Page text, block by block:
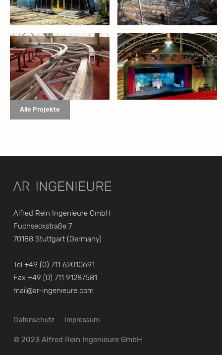
Alle Projekte
Alfred Rein Ingenieure GmbH
Fuchseckstraße 7
70188 Stuttgart (Germany)
Tel +49 (0) 711 62010691
Fax +49 (0) 711 91287581
mail@ar-ingenieure.com
© 2023 Alfred Rein Ingenieure GmbH
Datenschutz Impressum